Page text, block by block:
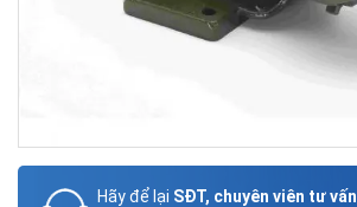
Hãy để lại SĐT, chuyên viên tư vấn